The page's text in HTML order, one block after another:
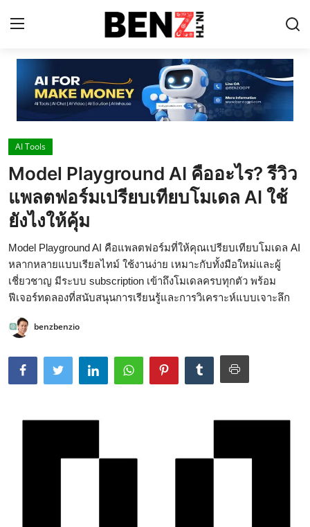
Home
Contact
AI Tools
ChatGPT Prompts
ข่าว AI รอบโลก
ThaiGPT Builder
คอร์สเรียน ChatGPT
AI Tools
Model Playground AI คืออะไร? รีวิว
แพลตฟอร์มเปรียบเทียบโมเดล AI ใช้
ยังไงให้คุ้ม
Model Playground AI คือแพลตฟอร์มที่ให้คุณเปรียบเทียบโมเดล AI
หลากหลายแบบเรียลไทม์ ใช้งานง่าย เหมาะกับทั้งมือใหม่และผู้
เชี่ยวชาญ มีระบบ subscription เข้าถึงโมเดลครบทุกตัว พร้อม
ฟีเจอร์ทดลองที่สนับสนุนการเรียนรู้และการวิเคราะห์แบบเจาะลึก
benzbenzio